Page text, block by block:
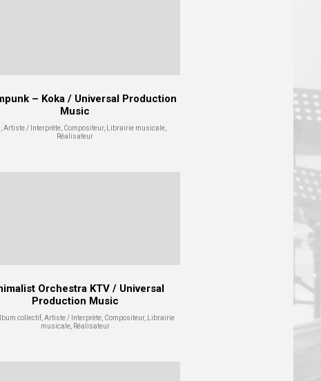
– Koka / Universal Production
Music
Artiste / Interprète, Compositeur, Librairie musicale,
Réalisateur
Orchestra KTV / Universal
Production Music
collectif, Artiste / Interprète, Compositeur, Librairie
musicale, Réalisateur